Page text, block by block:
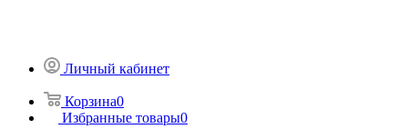
Личный кабинет
Корзина0
Избранные товары0